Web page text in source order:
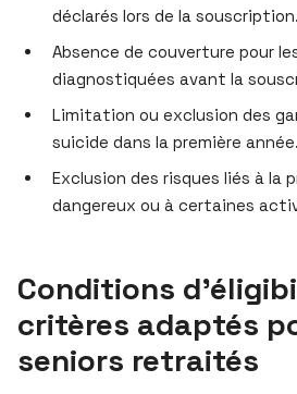
déclarés lors de la souscription.
Absence de couverture pour
diagnostiquées avant la
Limitation ou exclusion des
suicide dans la première année.
Exclusion des risques liés à la
dangereux ou à certaines
Conditions
critères adaptés
seniors retraités